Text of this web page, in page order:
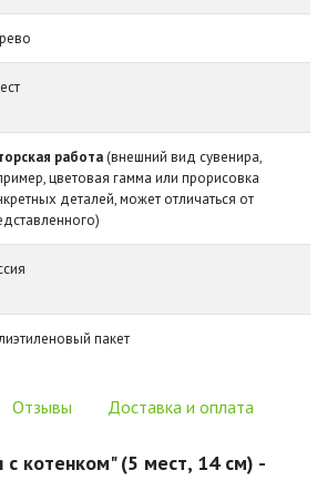
работа(внешний вид сувенира,
цветовая гамма или прорисовка
деталей, может отличаться от
пакет
Отзывы Доставка и оплата
котенком" (5 мест, 14 см) -